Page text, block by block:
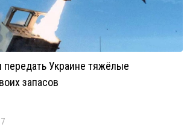
передать Украине тяжёлые
запасов